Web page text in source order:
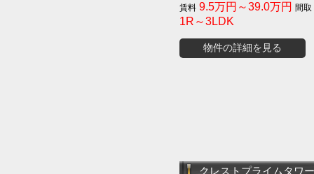
9.5万円～39.0万円
1R～3LDK
物件の詳細を見る
クレストプライムタワ